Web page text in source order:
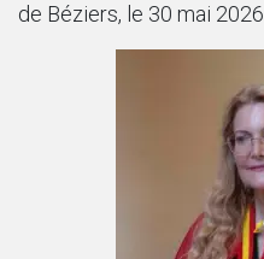
de Béziers, le 30 mai 2026.